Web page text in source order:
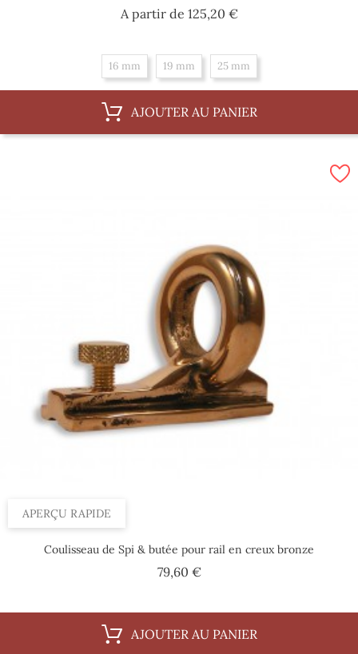
A partir de 125,20 €Prix
16 mm 19 mm 25 mm
AJOUTER AU PANIER
APERÇU RAPIDE
Coulisseau de Spi & butée pour rail en creux bronze
79,60 €Prix
AJOUTER AU PANIER